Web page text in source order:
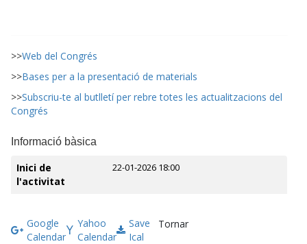
>>Web del Congrés
>>Bases per a la presentació de materials
>>Subscriu-te al butlletí per rebre totes les actualitzacions del
Congrés
Informació bàsica
Inici de
l'activitat
22-01-2026 18:00
Google
Calendar
Yahoo
Calendar
Save
Ical
Tornar